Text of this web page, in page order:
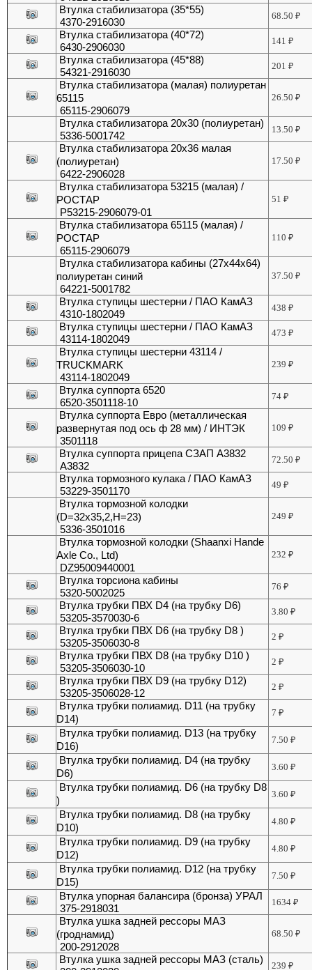
Втулка стабилизатора (35*55)
4370-2916030
68.50₽
Втулка стабилизатора (40*72)
6430-2906030
141₽
Втулка стабилизатора (45*88)
54321-2916030
201₽
Втулка стабилизатора (малая) полиуретан
65115
65115-2906079
26.50₽
Втулка стабилизатора 20х30 (полиуретан)
5336-5001742
13.50₽
Втулка стабилизатора 20х36 малая
(полиуретан)
6422-2906028
17.50₽
Втулка стабилизатора 53215 (малая) /
РОСТАР
Р53215-2906079-01
51₽
Втулка стабилизатора 65115 (малая) /
РОСТАР
65115-2906079
110₽
Втулка стабилизатора кабины (27х44х64)
полиуретан синий
64221-5001782
37.50₽
Втулка ступицы шестерни / ПАО КамАЗ
4310-1802049
438₽
Втулка ступицы шестерни / ПАО КамАЗ
43114-1802049
473₽
Втулка ступицы шестерни 43114 /
TRUCKMARK
43114-1802049
239₽
Втулка суппорта 6520
6520-3501118-10
74₽
Втулка суппорта Евро (металлическая
развернутая под ось ф 28 мм) / ИНТЭК
3501118
109₽
Втулка суппорта прицепа СЗАП А3832
А3832
72.50₽
Втулка тормозного кулака / ПАО КамАЗ
53229-3501170
49₽
Втулка тормозной колодки
(D=32x35,2,H=23)
5336-3501016
249₽
Втулка тормозной колодки (Shaanxi Hande
Axle Co., Ltd)
DZ95009440001
232₽
Втулка торсиона кабины
5320-5002025
76₽
Втулка трубки ПВХ D4 (на трубку D6)
53205-3570030-6
3.80₽
Втулка трубки ПВХ D6 (на трубку D8 )
53205-3506030-8
2₽
Втулка трубки ПВХ D8 (на трубку D10 )
53205-3506030-10
2₽
Втулка трубки ПВХ D9 (на трубку D12)
53205-3506028-12
2₽
Втулка трубки полиамид. D11 (на трубку
D14)
7₽
Втулка трубки полиамид. D13 (на трубку
D16)
7.50₽
Втулка трубки полиамид. D4 (на трубку
D6)
3.60₽
Втулка трубки полиамид. D6 (на трубку D8
)
3.60₽
Втулка трубки полиамид. D8 (на трубку
D10)
4.80₽
Втулка трубки полиамид. D9 (на трубку
D12)
4.80₽
Втулка трубки полиамид. D12 (на трубку
D15)
7.50₽
Втулка упорная балансира (бронза) УРАЛ
375-2918031
1634₽
Втулка ушка задней рессоры МАЗ
(гроднамид)
200-2912028
68.50₽
Втулка ушка задней рессоры МАЗ (сталь)
239₽